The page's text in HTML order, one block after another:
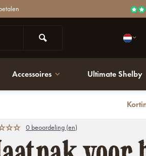
Accessoires Ultimate Shelby
0 beoordeling (en)